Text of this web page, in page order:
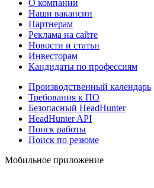
О компании
Наши вакансии
Партнерам
Реклама на сайте
Новости и статьи
Инвесторам
Кандидаты по профессиям
Производственный календарь
Требования к ПО
Безопасный HeadHunter
HeadHunter API
Поиск работы
Поиск по резюме
Мобильное приложение